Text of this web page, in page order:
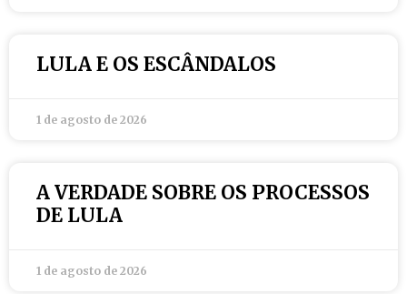
LULA E OS ESCÂNDALOS
1 de agosto de 2026
A VERDADE SOBRE OS PROCESSOS
DE LULA
1 de agosto de 2026